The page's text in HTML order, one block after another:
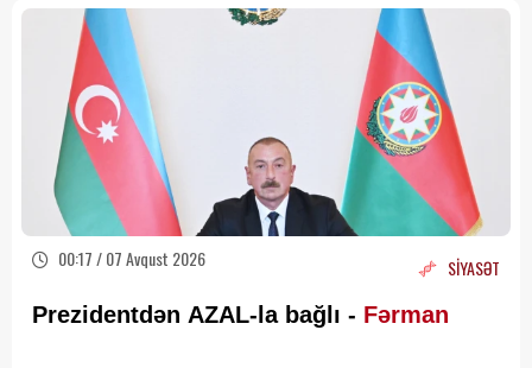
00:17 / 07 Avqust 2026 SİYASƏT
Prezidentdən AZAL-la bağlı - Fərman